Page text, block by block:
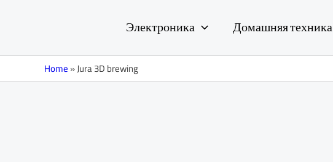
Электроника Домашняя техника
Home»Jura 3D brewing